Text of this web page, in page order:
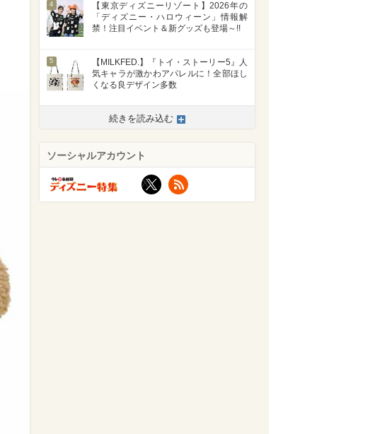
4
【東京ディズニーリゾート】2026年の
「ディズニー・ハロウィーン」情報解
禁！注目イベント＆新グッズも登場～!!
5
【MILKFED.】『トイ・ストーリー5』人
気キャラが激かわアパレルに！全部ほし
くなる良デザイン多数
続きを読み込む
ソーシャルアカウント
X